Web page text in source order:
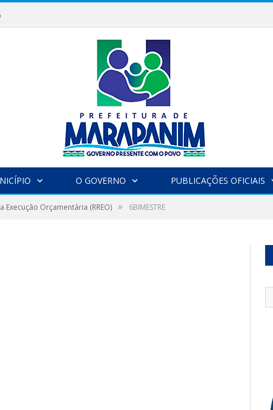
O GOVERNO PUBLICAÇÕES OFICIAIS
Execução Orçamentária (RREO) » 6BIMESTRE